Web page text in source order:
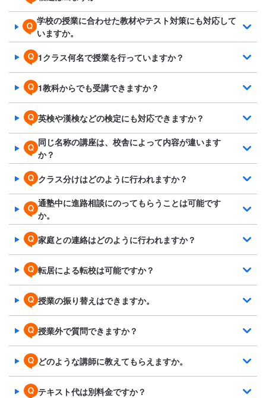
学校の授業に合わせた教材やテスト対策にも対応して
いますか。
1クラス何名で授業を行っていますか？
1教科からでも受講できますか？
英検や漢検などの検定にも対応できますか？
同じ名称の講座は、校舎によって内容が違います
か？
クラス分けはどのように行われますか？
通塾中に進路相談にのってもらうことは可能です
か。
家庭との連絡はどのように行われますか？
転居による転校は可能ですか？
授業の振り替えはできますか。
授業外で質問できますか？
どのような講師に教えてもらえますか。
テキスト代は別料金ですか？